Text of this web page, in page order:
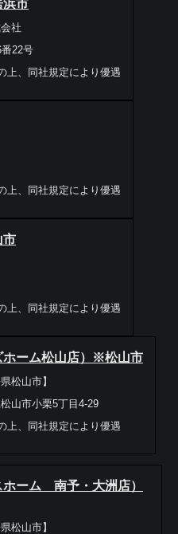
市
社
22号
上、同社規定により優遇
上、同社規定により優遇
市
上、同社規定により優遇
ホーム松山店）※松山市
松山市】
山市小栗5丁目4-29
上、同社規定により優遇
ホーム 南予・大洲店）
松山市】